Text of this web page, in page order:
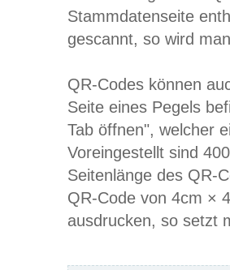
Stammdatenseite
gescannt, so wird
QR-Codes können
Seite eines Pegels
Tab öffnen", welcher
Voreingestellt sind
Seitenlänge des QR-
QR-Code von 4cm ×
ausdrucken, so setzt